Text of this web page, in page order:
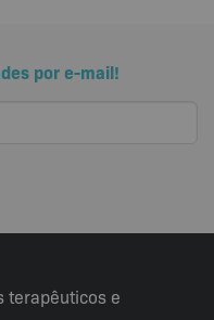
por e-mail!
terapêuticos e